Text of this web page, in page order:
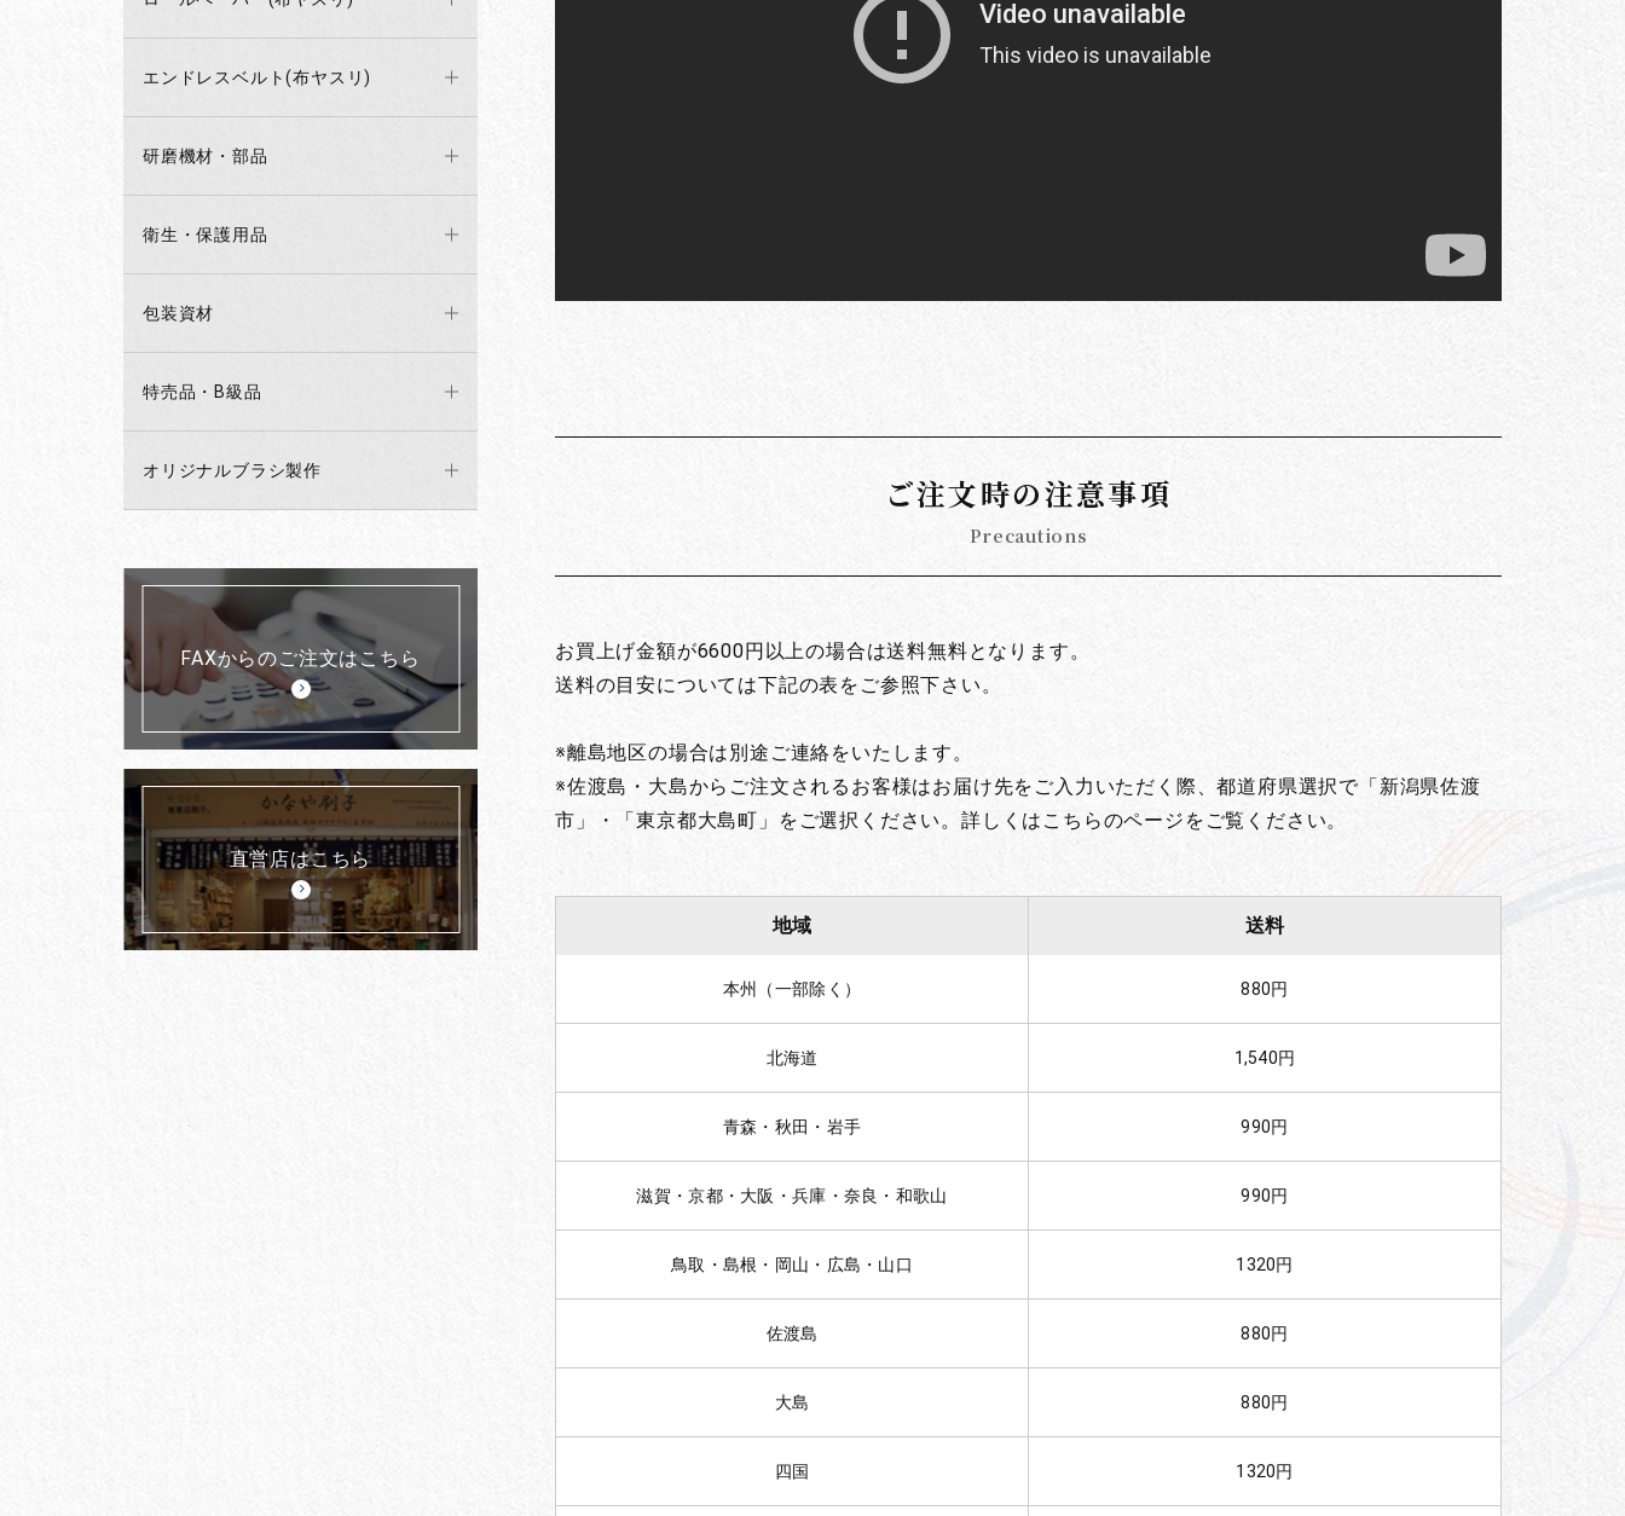
エンドレスベルト(布ヤスリ)
研磨機材・部品
衛生・保護用品
包装資材
特売品・B級品
オリジナルブラシ製作
FAXからのご注文はこちら
直営店はこちら
ご注文時の注意事項
Precautions
お買上げ金額が6600円以上の場合は送料無料となります。
送料の目安については下記の表をご参照下さい。
※離島地区の場合は別途ご連絡をいたします。
※佐渡島・大島からご注文されるお客様はお届け先をご入力いただく際、都道府県選択で「新潟県佐渡
市」・「東京都大島町」をご選択ください。詳しくはこちらのページをご覧ください。
地域 送料
本州（一部除く） 880円
北海道 1,540円
青森・秋田・岩手 990円
滋賀・京都・大阪・兵庫・奈良・和歌山 990円
鳥取・島根・岡山・広島・山口 1320円
佐渡島 880円
大島 880円
四国 1320円